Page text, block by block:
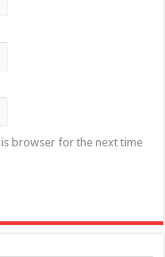
browser for the next time